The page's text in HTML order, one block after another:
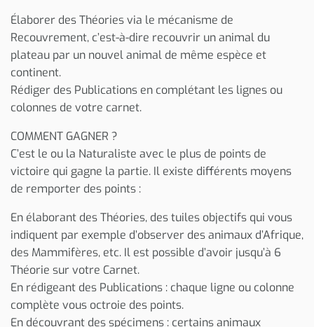
Élaborer des Théories via le mécanisme de
Recouvrement, c’est-à-dire recouvrir un animal du
plateau par un nouvel animal de même espèce et
continent.
Rédiger des Publications en complétant les lignes ou
colonnes de votre carnet.
COMMENT GAGNER ?
C’est le ou la Naturaliste avec le plus de points de
victoire qui gagne la partie. Il existe différents moyens
de remporter des points :
En élaborant des Théories, des tuiles objectifs qui vous
indiquent par exemple d’observer des animaux d’Afrique,
des Mammifères, etc. Il est possible d’avoir jusqu’à 6
Théorie sur votre Carnet.
En rédigeant des Publications : chaque ligne ou colonne
complète vous octroie des points.
En découvrant des spécimens : certains animaux